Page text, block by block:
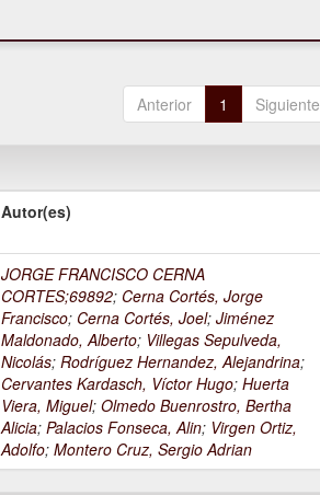
Anterior 1 Siguiente
Autor(es)
JORGE FRANCISCO CERNA
CORTES;69892; Cerna Cortés, Jorge
Francisco; Cerna Cortés, Joel;Jiménez
Maldonado, Alberto; Villegas Sepulveda,
Nicolás;Rodríguez Hernandez, Alejandrina;
Cervantes Kardasch, Víctor Hugo;Huerta
Viera, Miguel;Olmedo Buenrostro, Bertha
Alicia;Palacios Fonseca, Alin; Virgen Ortiz,
Adolfo;Montero Cruz, Sergio Adrian